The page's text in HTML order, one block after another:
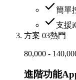
簡單
支援
方案 03熱門
80,000 -
進階功能